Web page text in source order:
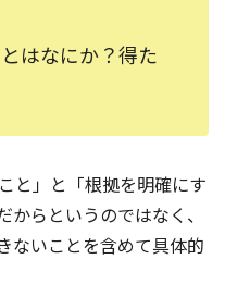
はなにか？得た
と」と「根拠を明確にす
らというのではなく、
ないことを含めて具体的